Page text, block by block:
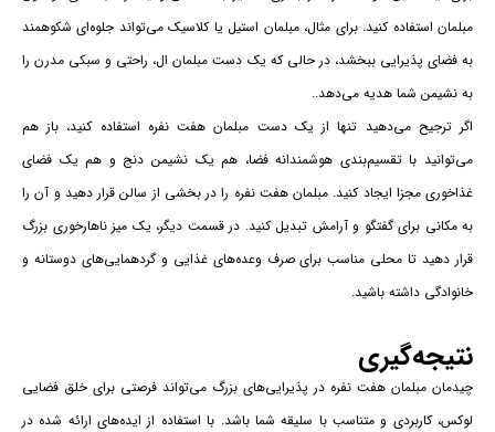
مبلمان استفاده کنید. برای مثال، مبلمان استیل یا کلاسیک می‌تواند جلوه‌ای شکوهمند
به فضای پذیرایی ببخشد، در حالی که یک دست مبلمان ال، راحتی و سبکی مدرن را
به نشیمن شما هدیه می‌دهد..
اگر ترجیح می‌دهید تنها از یک دست مبلمان هفت نفره استفاده کنید، باز هم
می‌توانید با تقسیم‌بندی هوشمندانه فضا، هم یک نشیمن دنج و هم یک فضای
غذاخوری مجزا ایجاد کنید. مبلمان هفت نفره را در بخشی از سالن قرار دهید و آن را
به مکانی برای گفتگو و آرامش تبدیل کنید. در قسمت دیگر، یک میز ناهارخوری بزرگ
قرار دهید تا محلی مناسب برای صرف وعده‌های غذایی و گردهمایی‌های دوستانه و
خانوادگی داشته باشید.
نتیجه‌گیری
چیدمان مبلمان هفت نفره در پذیرایی‌های بزرگ می‌تواند فرصتی برای خلق فضایی
لوکس، کاربردی و متناسب با سلیقه شما باشد. با استفاده از ایده‌های ارائه شده در